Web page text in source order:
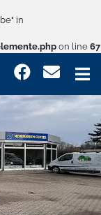
in
on line 67